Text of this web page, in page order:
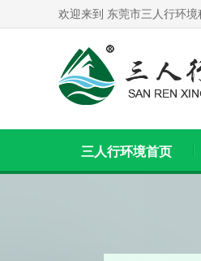
欢迎来到 东莞市三人行环境
三人行环境首页